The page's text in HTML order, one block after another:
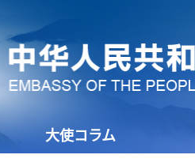
大使コラム